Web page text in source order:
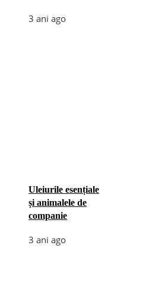
3 ani ago
Uleiurile esențiale
și animalele de
companie
3 ani ago